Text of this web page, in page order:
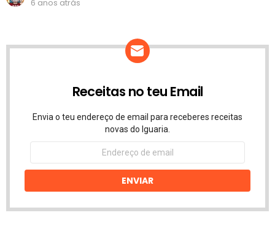
6 anos atrás
Receitas no teu Email
Envia o teu endereço de email para receberes receitas
novas do Iguaria.
Endereço
email
ENVIAR